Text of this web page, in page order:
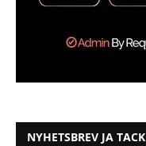
NYHETSBREV JA TACK